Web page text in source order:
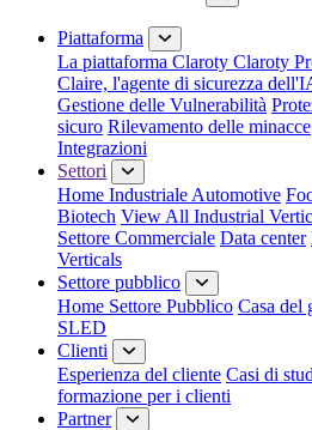
Chiudi menu
Piattaforma
La piattaforma Claroty Claroty
Claire, l'agente di sicurezza
Gestione delle Vulnerabilità
sicuro Rilevamento delle minacce
Integrazioni
Settori
Home Industriale Automotive
Biotech View All Industrial
Settore Commerciale Data center
Verticals
Settore pubblico
Home Settore Pubblico Casa del
SLED
Clienti
Esperienza del cliente Casi di
formazione per i clienti
Partner